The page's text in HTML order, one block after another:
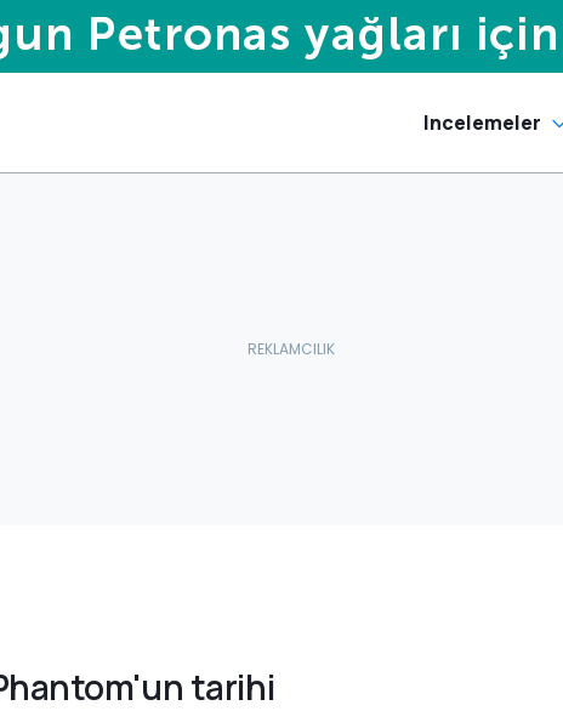
Incelemeler
tarihi